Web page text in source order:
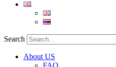
Search
About US
FAQ